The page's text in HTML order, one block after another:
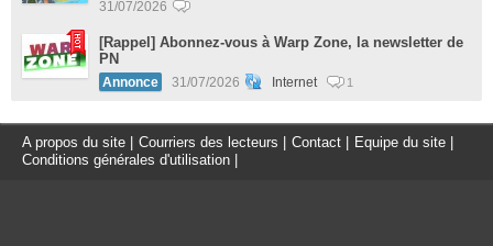
31/07/2026
[Rappel] Abonnez-vous à Warp Zone, la newsletter de
PN
Annonce 31/07/2026 Internet 1
A propos du site Courriers des lecteurs Contact Equipe du site
Conditions générales d'utilisation